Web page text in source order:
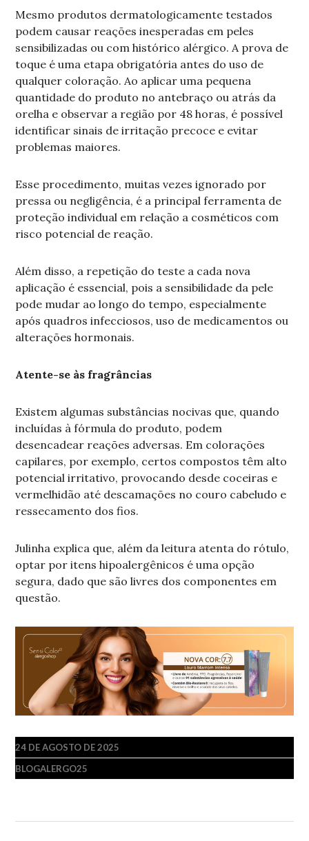
Mesmo produtos dermatologicamente testados
podem causar reações inesperadas em peles
sensibilizadas ou com histórico alérgico. A prova de
toque é uma etapa obrigatória antes do uso de
qualquer coloração. Ao aplicar uma pequena
quantidade do produto no antebraço ou atrás da
orelha e observar a região por 48 horas, é possível
identificar sinais de irritação precoce e evitar
problemas maiores.
Esse procedimento, muitas vezes ignorado por
pressa ou negligência, é a principal ferramenta de
proteção individual em relação a cosméticos com
risco potencial de reação.
Além disso, a repetição do teste a cada nova
aplicação é essencial, pois a sensibilidade da pele
pode mudar ao longo do tempo, especialmente
após quadros infecciosos, uso de medicamentos ou
alterações hormonais.
Atente-se às fragrâncias
Existem algumas substâncias nocivas que, quando
incluídas à fórmula do produto, podem
desencadear reações adversas. Em colorações
capilares, por exemplo, certos compostos têm alto
potencial irritativo, provocando desde coceiras e
vermelhidão até descamações no couro cabeludo e
ressecamento dos fios.
Julinha explica que, além da leitura atenta do rótulo,
optar por itens hipoalergênicos é uma opção
segura, dado que são livres dos componentes em
questão.
24 DE AGOSTO DE 2025
BLOGALERGO25